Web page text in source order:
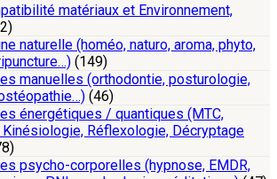
matériaux et Environnement,
naturelle (homéo, naturo, aroma, phyto,
(149)
manuelles (orthodontie, posturologie,
(46)
énergétiques / quantiques (MTC,
Kinésiologie, Réflexologie, Décryptage
psycho-corporelles (hypnose, EMDR,